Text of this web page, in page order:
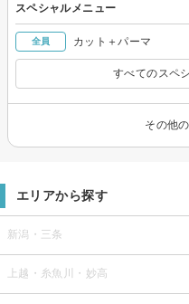
スペシャルメニュー
全員 カット＋パーマ
すべてのスペ
その他
エリアから探す
新潟・三条
上越・糸魚川・妙高